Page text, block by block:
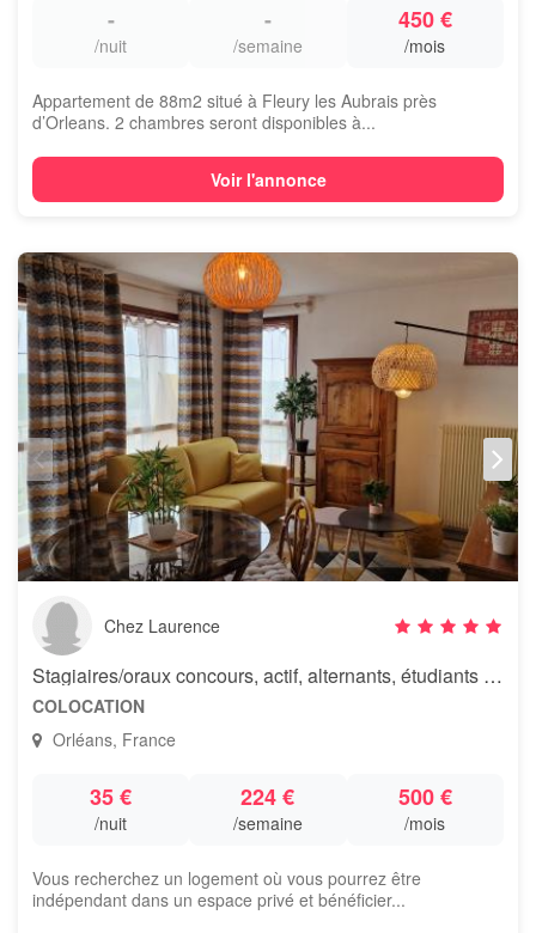
-
/nuit
-
/semaine
450 €
/mois
Appartement de 88m2 situé à Fleury les Aubrais près
d’Orleans. 2 chambres seront disponibles à...
Voir l'annonce
Chez Laurence
Stagiaires/oraux concours, actif, alternants, étudiants calmes
COLOCATION
Orléans, France
35 €
/nuit
224 €
/semaine
500 €
/mois
Vous recherchez un logement où vous pourrez être
indépendant dans un espace privé et bénéficier...